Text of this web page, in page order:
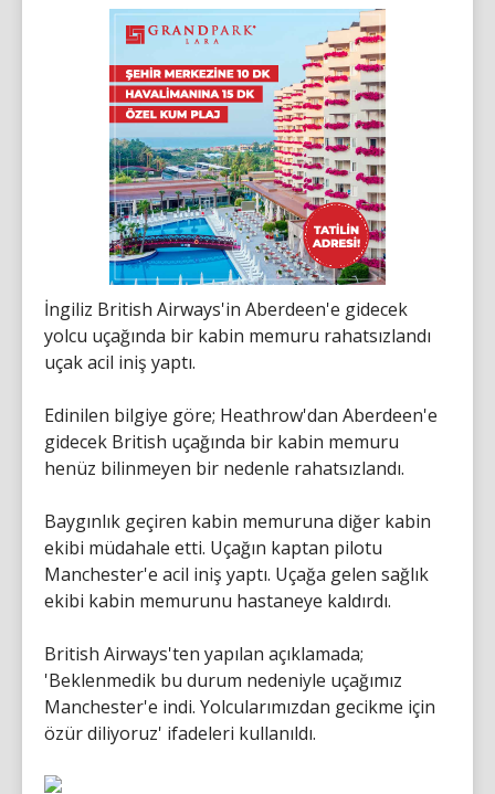
İngiliz British Airways'in Aberdeen'e gidecek
yolcu uçağında bir kabin memuru rahatsızlandı
uçak acil iniş yaptı.
Edinilen bilgiye göre; Heathrow'dan Aberdeen'e
gidecek British uçağında bir kabin memuru
henüz bilinmeyen bir nedenle rahatsızlandı.
Baygınlık geçiren kabin memuruna diğer kabin
ekibi müdahale etti. Uçağın kaptan pilotu
Manchester'e acil iniş yaptı. Uçağa gelen sağlık
ekibi kabin memurunu hastaneye kaldırdı.
British Airways'ten yapılan açıklamada;
'Beklenmedik bu durum nedeniyle uçağımız
Manchester'e indi. Yolcularımızdan gecikme için
özür diliyoruz' ifadeleri kullanıldı.